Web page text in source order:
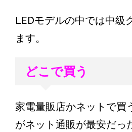
LEDモデルの中では中級
ます。
どこで買う
家電量販店かネットで買
がネット通販が最安だっ